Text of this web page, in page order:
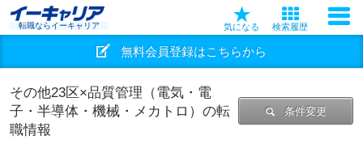
転職ならイーキャリア 気になる 検索履歴
無料会員登録はこちらから
その他23区×品質管理（電気・電
子・半導体・機械・メカトロ）の転
職情報
条件変更